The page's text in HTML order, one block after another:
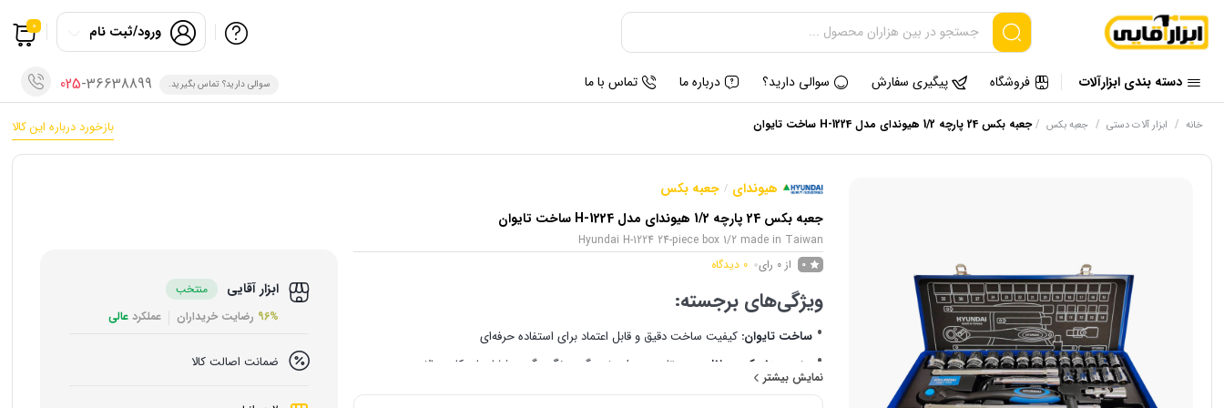
ورود/ثبت نام 0
دسته بندی ابزارآلات فروشگاه پیگیری سفارش سوالی دارید؟ درباره ما تماس با ما سوالی دارید؟ تماس بگیرید. 025-36638899
بازخورد درباره این کالا خانه / ابزار آلات دستی / جعبه بکس /جعبه بکس 24 پارچه 1/2 هیوندای مدل H-1224 ساخت تایوان
هیوندای / جعبه بکس
جعبه بکس 24 پارچه 1/2 هیوندای مدل H-1224 ساخت تایوان
Hyundai H-1224 24-piece box 1/2 made in Taiwan
0 از 0 رای 0 دیدگاه
ویژگی‌های برجسته:
ساخت تایوان: کیفیت ساخت دقیق و قابل اعتماد برای استفاده حرفه‌ای
جنس بدنه کروم-وانادیوم:
مقاوم در برابر خوردگی، زنگ‌زدگی و فشارهای کاری بالا
نمایش بیشتر
ابزار آقایی
منتخب
96% رضایت خریداران عملکرد عالی
ضمانت اصالت کالا